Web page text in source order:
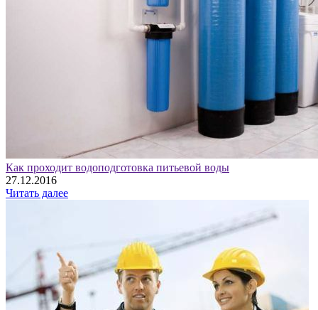
Как проходит водоподготовка питьевой воды
27.12.2016
Читать далее